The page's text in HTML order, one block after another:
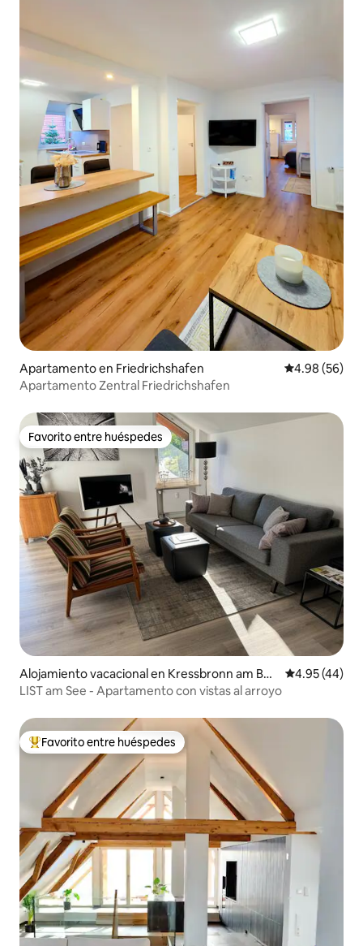
Apartamento en Friedrichshafen Calificación
4.98 (56)
Apartamento Zentral Friedrichshafen
Favorito entre huéspedes
Favorito entre huéspedes
Alojamiento vacacional en Kressbronn am Bod
ensee
Calificación
4.95 (44)
LIST am See - Apartamento con vistas al arroyo
Favorito entre huéspedes preferido
Favorito entre huéspedes